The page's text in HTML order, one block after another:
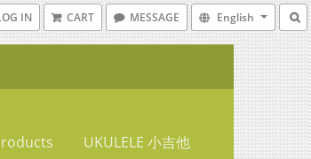
IN CART MESSAGE English
UKULELE 小吉他